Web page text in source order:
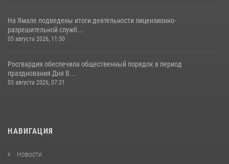
На Ямале подведены итоги деятельности лицензионно-
разрешительной служб...
05 августа 2026, 11:50
Росгвардия обеспечила общественный порядок в период
празднования Дня В...
03 августа 2026, 07:21
НАВИГАЦИЯ
Новости